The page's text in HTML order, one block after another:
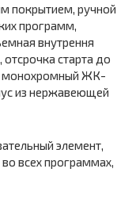
покрытием, ручной
программ,
внутрення
старта до
монохромный ЖК-
из нержавеющей
элемент,
всех программах,